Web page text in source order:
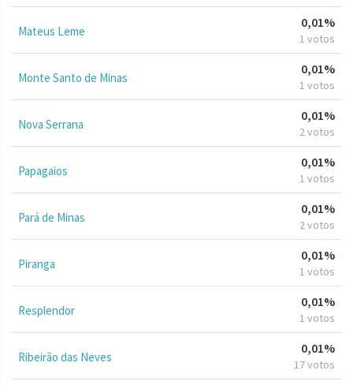
Mateus Leme
0,01%
1 votos
Monte Santo de Minas
0,01%
1 votos
Nova Serrana
0,01%
2 votos
Papagaios
0,01%
1 votos
Pará de Minas
0,01%
2 votos
Piranga
0,01%
1 votos
Resplendor
0,01%
1 votos
Ribeirão das Neves
0,01%
17 votos